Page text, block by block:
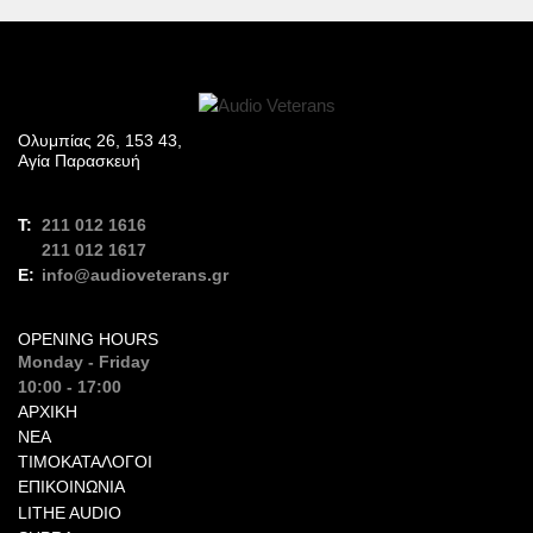
Ολυμπίας 26, 153 43,
Αγία Παρασκευή
211 012 1616
211 012 1617
info@audioveterans.gr
OPENING HOURS
Monday - Friday
10:00 - 17:00
ΑΡΧΙΚΉ
ΝΈΑ
ΤΙΜΟΚΑΤΆΛΟΓΟΙ
ΕΠΙΚΟΙΝΩΝΊΑ
LITHE AUDIO